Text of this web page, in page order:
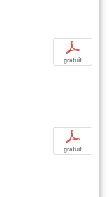
p
gratuit
p
gratuit